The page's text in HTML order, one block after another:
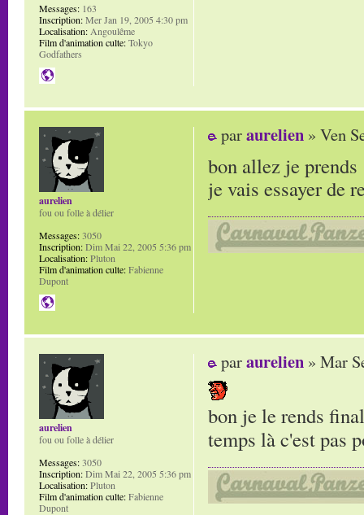
Messages: 163
Inscription:Mer Jan 19, 2005 4:30 pm
Localisation: Angoulême
Film d'animation culte:Tokyo
Godfathers
paraurelien » Ven
bon allez je
je vais essayer de
aurelien
fou ou folle à délier
Messages:3050
Inscription:Dim Mai 22, 2005 5:36 pm
Localisation:Pluton
Film d'animation culte:Fabienne
Dupont
paraurelien » Mar
bon je le rends
temps là c'est pas
aurelien
fou ou folle à délier
Messages:3050
Inscription:Dim Mai 22, 2005 5:36 pm
Localisation:Pluton
Film d'animation culte:Fabienne
Dupont